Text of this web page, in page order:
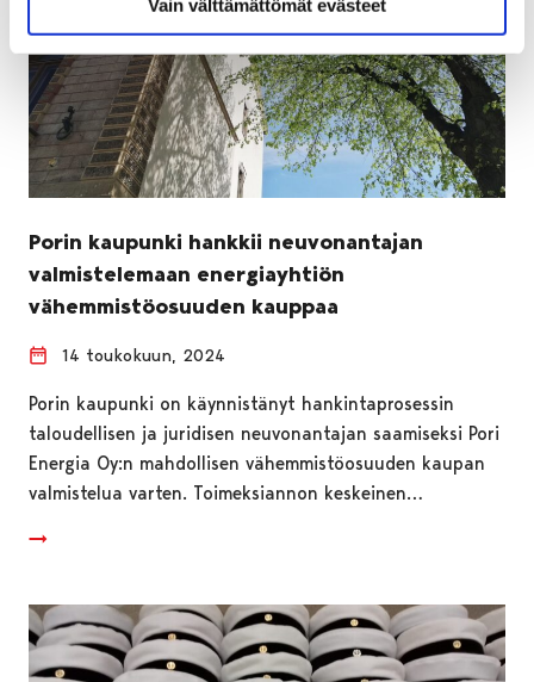
Vain välttämättömät evästeet
Porin kaupunki hankkii neuvonantajan
valmistelemaan energiayhtiön
vähemmistöosuuden kauppaa
14 toukokuun, 2024
Porin kaupunki on käynnistänyt hankintaprosessin
taloudellisen ja juridisen neuvonantajan saamiseksi Pori
Energia Oy:n mahdollisen vähemmistöosuuden kaupan
valmistelua varten. Toimeksiannon keskeinen…